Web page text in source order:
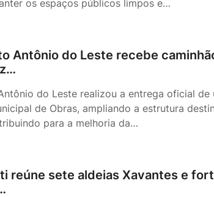
os espaços públicos limpos e…
Antônio do Leste recebe
do Leste realizou a entrega oficial
de Obras, ampliando a estrutura
para a melhoria da…
reúne sete aldeias Xavantes e